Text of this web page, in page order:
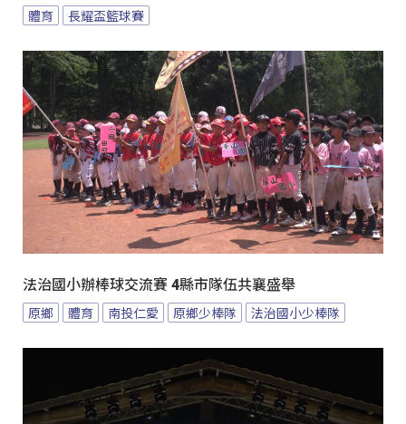
體育 長耀盃籃球賽
法治國小辦棒球交流賽 4縣市隊伍共襄盛舉
原鄉 體育 南投仁愛 原鄉少棒隊 法治國小少棒隊